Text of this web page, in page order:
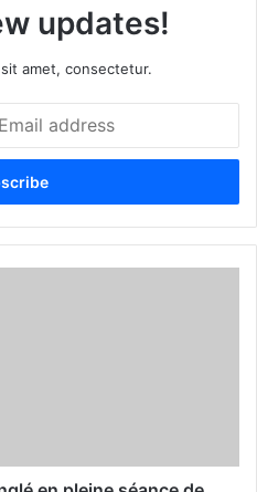
updates!
amet, consectetur.